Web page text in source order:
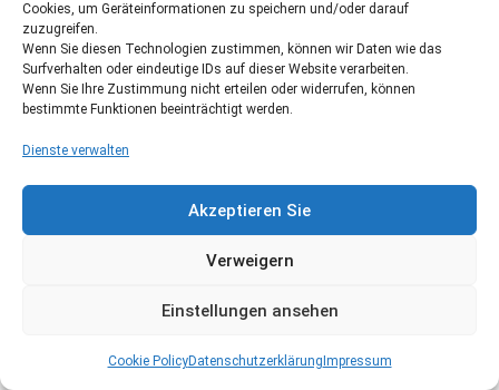
Cookies, um Geräteinformationen zu speichern und/oder darauf
zuzugreifen.
Wenn Sie diesen Technologien zustimmen, können wir Daten wie das
Surfverhalten oder eindeutige IDs auf dieser Website verarbeiten.
Wenn Sie Ihre Zustimmung nicht erteilen oder widerrufen, können
bestimmte Funktionen beeinträchtigt werden.
Dienste verwalten
Akzeptieren Sie
Verweigern
Einstellungen ansehen
Cookie PolicyDatenschutzerklärung Impressum